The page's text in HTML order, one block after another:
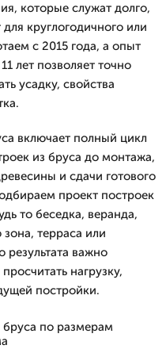
которые служат долго,
круглогодичного или
с 2015 года, а опыт
лет позволяет точно
усадку, свойства
включает полный цикл
из бруса до монтажа,
и сдачи готового
проект построек
то беседка, веранда,
терраса или
результата важно
нагрузку,
постройки.
бруса по размерам